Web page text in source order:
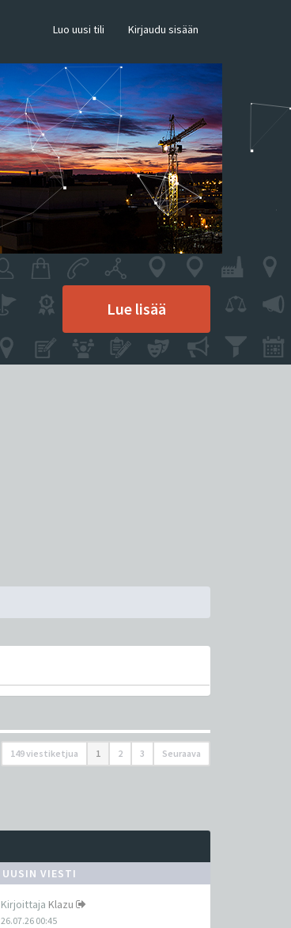
Luo uusi tili Kirjaudu sisään
Lue lisää
149 viestiketjua 1 2 3 Seuraava
UUSIN VIESTI
Kirjoittaja Klazu
26.07.26 00:45